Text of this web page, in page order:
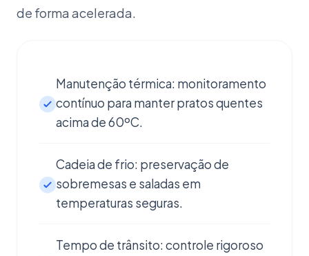
de forma acelerada.
Manutenção térmica: monitoramento
contínuo para manter pratos quentes
acima de 60ºC.
Cadeia de frio: preservação de
sobremesas e saladas em
temperaturas seguras.
Tempo de trânsito: controle rigoroso